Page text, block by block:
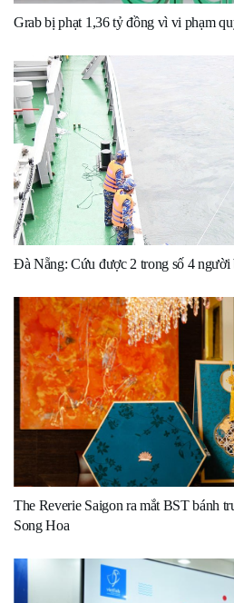
Grab bị phạt 1,36 tỷ đồng vì vi phạm
Đà Nẵng: Cứu được 2 trong số 4
The Reverie Saigon ra mắt BST bánh
Song Hoa